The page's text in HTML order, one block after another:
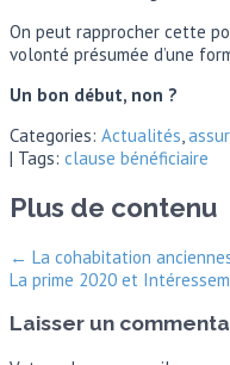
On peut rapprocher cette
volonté présumée d’une
Un bon début, non ?
Categories: Actualités,
| Tags: clause bénéficiaire
Plus de contenu
← La cohabitation
La prime 2020 et
Laisser un